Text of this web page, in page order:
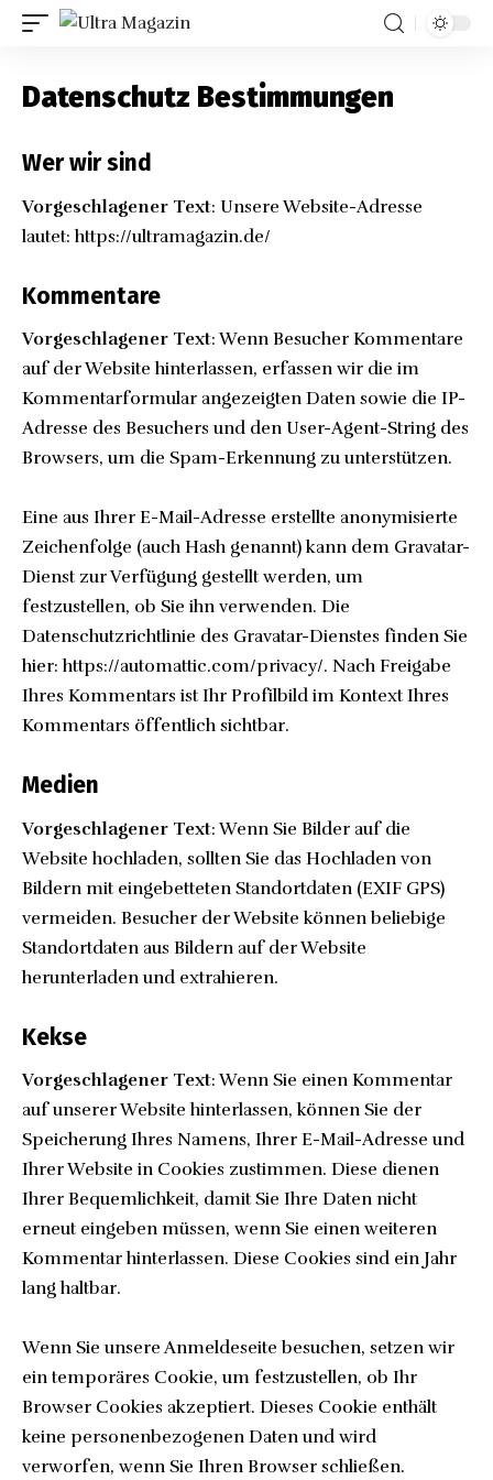
Datenschutz Bestimmungen
Wer wir sind
Vorgeschlagener Text: Unsere Website-Adresse
lautet:https://ultramagazin.de/
Kommentare
Vorgeschlagener Text: Wenn Besucher Kommentare
auf der Website hinterlassen, erfassen wir die im
Kommentarformular angezeigten Daten sowie die IP-
Adresse des Besuchers und den User-Agent-String des
Browsers, um die Spam-Erkennung zu unterstützen.
Eine aus Ihrer E-Mail-Adresse erstellte anonymisierte
Zeichenfolge (auch Hash genannt) kann dem Gravatar-
Dienst zur Verfügung gestellt werden, um
festzustellen, ob Sie ihn verwenden. Die
Datenschutzrichtlinie des Gravatar-Dienstes finden Sie
hier: https://automattic.com/privacy/. Nach Freigabe
Ihres Kommentars ist Ihr Profilbild im Kontext Ihres
Kommentars öffentlich sichtbar.
Medien
Vorgeschlagener Text: Wenn Sie Bilder auf die
Website hochladen, sollten Sie das Hochladen von
Bildern mit eingebetteten Standortdaten (EXIF GPS)
vermeiden. Besucher der Website können beliebige
Standortdaten aus Bildern auf der Website
herunterladen und extrahieren.
Kekse
Vorgeschlagener Text: Wenn Sie einen Kommentar
auf unserer Website hinterlassen, können Sie der
Speicherung Ihres Namens, Ihrer E-Mail-Adresse und
Ihrer Website in Cookies zustimmen. Diese dienen
Ihrer Bequemlichkeit, damit Sie Ihre Daten nicht
erneut eingeben müssen, wenn Sie einen weiteren
Kommentar hinterlassen. Diese Cookies sind ein Jahr
lang haltbar.
Wenn Sie unsere Anmeldeseite besuchen, setzen wir
ein temporäres Cookie, um festzustellen, ob Ihr
Browser Cookies akzeptiert. Dieses Cookie enthält
keine personenbezogenen Daten und wird
verworfen, wenn Sie Ihren Browser schließen.